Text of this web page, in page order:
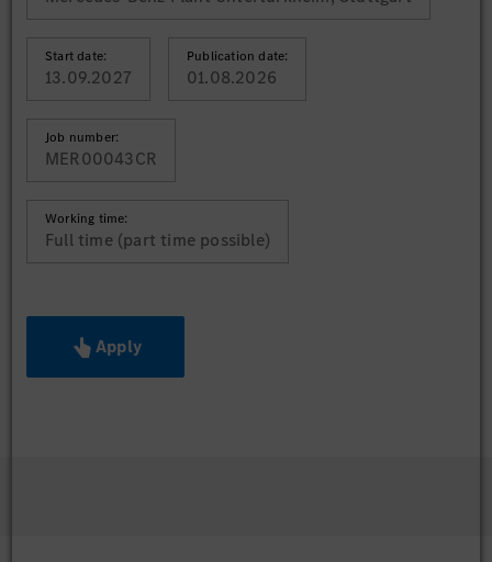
Start date:
13.09.2027
Publication date:
01.08.2026
Job number:
MER00043CR
Working time:
Full time (part time possible)
Apply